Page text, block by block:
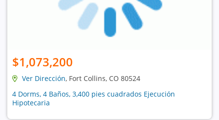
$1,073,200
Ver Dirección, Fort Collins, CO 80524
4 Dorms, 4 Baños, 3,400 pies cuadrados Ejecución
Hipotecaria